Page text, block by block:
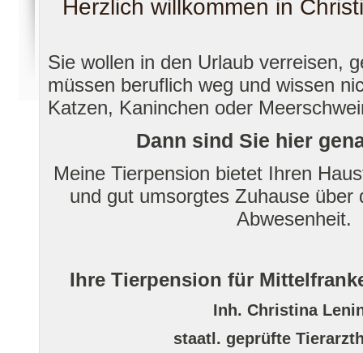
Herzlich willkommen in
Sie wollen in den Urlaub verreisen,
müssen beruflich weg und wissen
Katzen, Kaninchen oder
Dann sind Sie hier
Meine Tierpension bietet Ihren
und gut umsorgtes Zuhause über
Abwesenheit.
Ihre Tierpension für
Inh. Christina
staatl. geprüfte